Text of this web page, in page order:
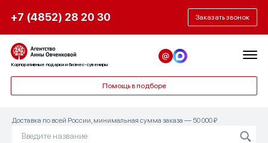
+7 (4852) 28 20 30 Заказать звонок
Корпоративные подарки и бизнес-сувениры
Помощь в подборе
Доставка по всей России, минимальная сумма заказа — 50 000 ₽